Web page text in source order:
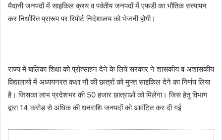
मैदानी जनपदों में साइकिल क्रय व पर्वतीय जनपदों में एफडी का भौतिक सत्यापन
कर निर्धारित प्रारूप पर रिपोर्ट निदेशालय को भेजनी होगी।
राज्य में बालिका शिक्षा को प्रोत्साहन देने के लिये सरकार ने शासकीय व अशासकीय
विद्यालायों में अध्ययनरत कक्षा नौ की छात्रों को मुफ्त साइकिल देने का निर्णय लिया
है। जिसका लाभ प्रदेशभर की 50 हजार छात्राओं को मिलेगा। जिस हेतु विभाग
द्वारा 14 करोड़ से अधिक की धनराशि जनपदों को आवंटित कर दी गई